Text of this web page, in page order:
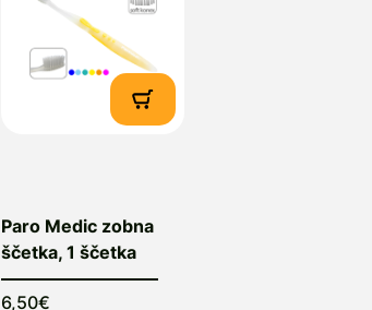
Paro Medic zobna
ščetka, 1 ščetka
6,50€